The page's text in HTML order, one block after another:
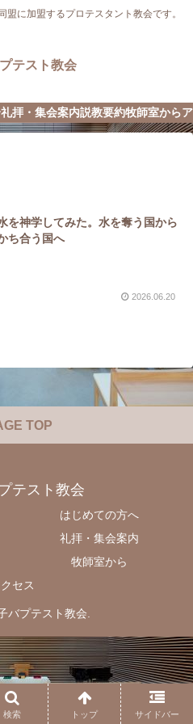
に加盟するプロテスタント教会です。
テスト教会
礼拝・集会案内説教要約牧師室から
を神学してみた。水を奪う国から
ち合う国へ
2026.06.20
TOP
テスト教会
はじめての方へ
礼拝・集会案内
牧師室から
セス
バプテスト教会.
検索 トップ サイドバー